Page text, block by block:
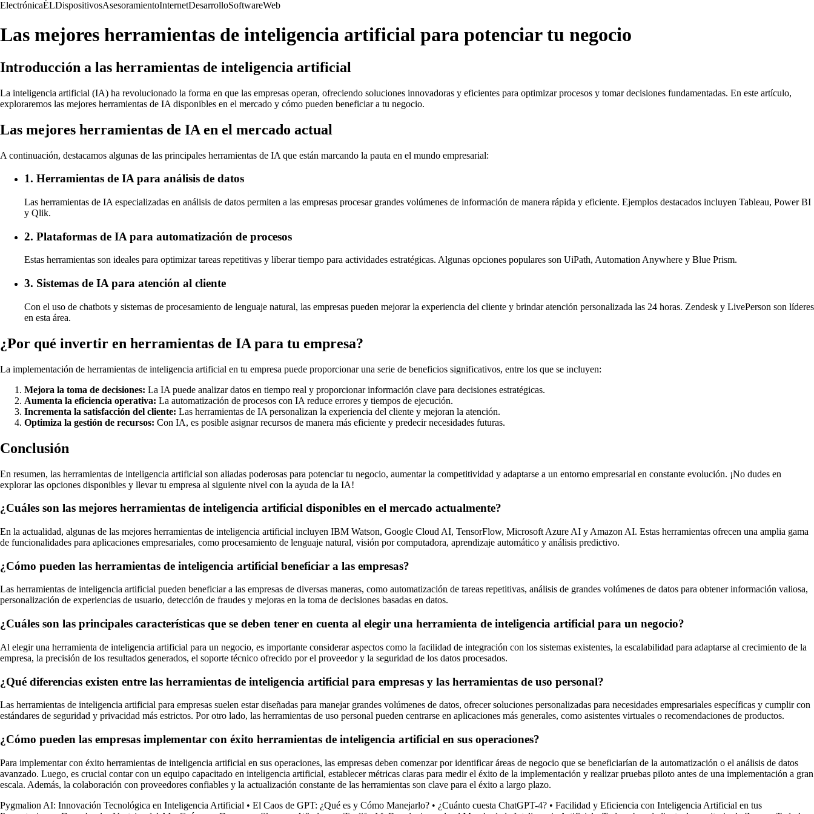
ElectrónicaÉLDispositivosAsesoramientoInternetDesarrolloSoftwareWeb
Las mejores herramientas de inteligencia artificial para potenciar tu negocio
Introducción a las herramientas de inteligencia artificial
La inteligencia artificial (IA) ha revolucionado la forma en que las empresas operan, ofreciendo soluciones innovadoras y eficientes para optimizar procesos y tomar decisiones fundamentadas. En este artículo,
exploraremos las mejores herramientas de IA disponibles en el mercado y cómo pueden beneficiar a tu negocio.
Las mejores herramientas de IA en el mercado actual
A continuación, destacamos algunas de las principales herramientas de IA que están marcando la pauta en el mundo empresarial:
1. Herramientas de IA para análisis de datos
Las herramientas de IA especializadas en análisis de datos permiten a las empresas procesar grandes volúmenes de información de manera rápida y eficiente. Ejemplos destacados incluyen Tableau, Power BI
y Qlik.
2. Plataformas de IA para automatización de procesos
Estas herramientas son ideales para optimizar tareas repetitivas y liberar tiempo para actividades estratégicas. Algunas opciones populares son UiPath, Automation Anywhere y Blue Prism.
3. Sistemas de IA para atención al cliente
Con el uso de chatbots y sistemas de procesamiento de lenguaje natural, las empresas pueden mejorar la experiencia del cliente y brindar atención personalizada las 24 horas. Zendesk y LivePerson son líderes
en esta área.
¿Por qué invertir en herramientas de IA para tu empresa?
La implementación de herramientas de inteligencia artificial en tu empresa puede proporcionar una serie de beneficios significativos, entre los que se incluyen:
Mejora la toma de decisiones: La IA puede analizar datos en tiempo real y proporcionar información clave para decisiones estratégicas.
Aumenta la eficiencia operativa: La automatización de procesos con IA reduce errores y tiempos de ejecución.
Incrementa la satisfacción del cliente: Las herramientas de IA personalizan la experiencia del cliente y mejoran la atención.
Optimiza la gestión de recursos: Con IA, es posible asignar recursos de manera más eficiente y predecir necesidades futuras.
Conclusión
En resumen, las herramientas de inteligencia artificial son aliadas poderosas para potenciar tu negocio, aumentar la competitividad y adaptarse a un entorno empresarial en constante evolución. ¡No dudes en
explorar las opciones disponibles y llevar tu empresa al siguiente nivel con la ayuda de la IA!
¿Cuáles son las mejores herramientas de inteligencia artificial disponibles en el mercado actualmente?
En la actualidad, algunas de las mejores herramientas de inteligencia artificial incluyen IBM Watson, Google Cloud AI, TensorFlow, Microsoft Azure AI y Amazon AI. Estas herramientas ofrecen una amplia gama
de funcionalidades para aplicaciones empresariales, como procesamiento de lenguaje natural, visión por computadora, aprendizaje automático y análisis predictivo.
¿Cómo pueden las herramientas de inteligencia artificial beneficiar a las empresas?
Las herramientas de inteligencia artificial pueden beneficiar a las empresas de diversas maneras, como automatización de tareas repetitivas, análisis de grandes volúmenes de datos para obtener información valiosa,
personalización de experiencias de usuario, detección de fraudes y mejoras en la toma de decisiones basadas en datos.
¿Cuáles son las principales características que se deben tener en cuenta al elegir una herramienta de inteligencia artificial para un negocio?
Al elegir una herramienta de inteligencia artificial para un negocio, es importante considerar aspectos como la facilidad de integración con los sistemas existentes, la escalabilidad para adaptarse al crecimiento de la
empresa, la precisión de los resultados generados, el soporte técnico ofrecido por el proveedor y la seguridad de los datos procesados.
¿Qué diferencias existen entre las herramientas de inteligencia artificial para empresas y las herramientas de uso personal?
Las herramientas de inteligencia artificial para empresas suelen estar diseñadas para manejar grandes volúmenes de datos, ofrecer soluciones personalizadas para necesidades empresariales específicas y cumplir con
estándares de seguridad y privacidad más estrictos. Por otro lado, las herramientas de uso personal pueden centrarse en aplicaciones más generales, como asistentes virtuales o recomendaciones de productos.
¿Cómo pueden las empresas implementar con éxito herramientas de inteligencia artificial en sus operaciones?
Para implementar con éxito herramientas de inteligencia artificial en sus operaciones, las empresas deben comenzar por identificar áreas de negocio que se beneficiarían de la automatización o el análisis de datos
avanzado. Luego, es crucial contar con un equipo capacitado en inteligencia artificial, establecer métricas claras para medir el éxito de la implementación y realizar pruebas piloto antes de una implementación a gran
escala. Además, la colaboración con proveedores confiables y la actualización constante de las herramientas son clave para el éxito a largo plazo.
Pygmalion AI: Innovación Tecnológica en Inteligencia Artificial • El Caos de GPT: ¿Qué es y Cómo Manejarlo? • ¿Cuánto cuesta ChatGPT-4? • Facilidad y Eficiencia con Inteligencia Artificial en tus